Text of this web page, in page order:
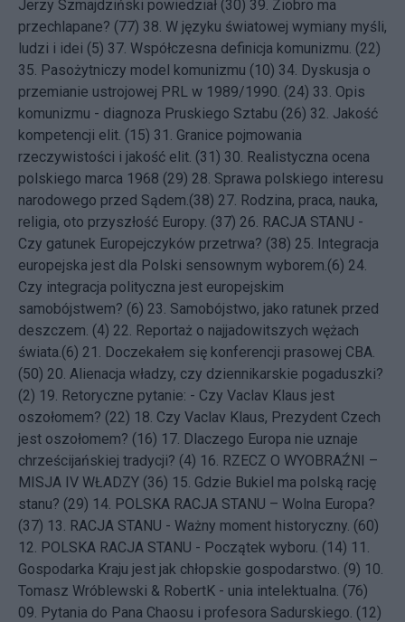
Jerzy Szmajdziński powiedział (30) 39. Ziobro ma
przechlapane? (77) 38. W języku światowej wymiany myśli,
ludzi i idei (5) 37. Współczesna definicja komunizmu. (22)
35. Pasożytniczy model komunizmu (10) 34. Dyskusja o
przemianie ustrojowej PRL w 1989/1990. (24) 33. Opis
komunizmu - diagnoza Pruskiego Sztabu (26) 32. Jakość
kompetencji elit. (15) 31. Granice pojmowania
rzeczywistości i jakość elit. (31) 30. Realistyczna ocena
polskiego marca 1968 (29) 28. Sprawa polskiego interesu
narodowego przed Sądem.(38) 27. Rodzina, praca, nauka,
religia, oto przyszłość Europy. (37) 26. RACJA STANU -
Czy gatunek Europejczyków przetrwa? (38) 25. Integracja
europejska jest dla Polski sensownym wyborem.(6) 24.
Czy integracja polityczna jest europejskim
samobójstwem? (6) 23. Samobójstwo, jako ratunek przed
deszczem. (4) 22. Reportaż o najjadowitszych wężach
świata.(6) 21. Doczekałem się konferencji prasowej CBA.
(50) 20. Alienacja władzy, czy dziennikarskie pogaduszki?
(2) 19. Retoryczne pytanie: - Czy Vaclav Klaus jest
oszołomem? (22) 18. Czy Vaclav Klaus, Prezydent Czech
jest oszołomem? (16) 17. Dlaczego Europa nie uznaje
chrześcijańskiej tradycji? (4) 16. RZECZ O WYOBRAŹNI –
MISJA IV WŁADZY (36) 15. Gdzie Bukiel ma polską rację
stanu? (29) 14. POLSKA RACJA STANU – Wolna Europa?
(37) 13. RACJA STANU - Ważny moment historyczny. (60)
12. POLSKA RACJA STANU - Początek wyboru. (14) 11.
Gospodarka Kraju jest jak chłopskie gospodarstwo. (9) 10.
Tomasz Wróblewski & RobertK - unia intelektualna. (76)
09. Pytania do Pana Chaosu i profesora Sadurskiego. (12)